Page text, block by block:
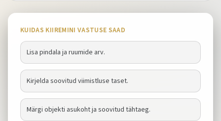
KUIDAS KIIREMINI VASTUSE SAAD
Lisa pindala ja ruumide arv.
Kirjelda soovitud viimistluse taset.
Märgi objekti asukoht ja soovitud tähtaeg.